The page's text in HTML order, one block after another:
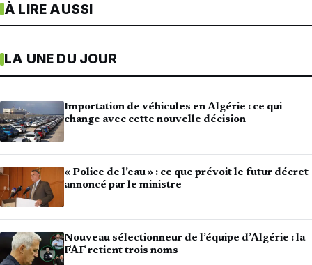
À LIRE AUSSI
LA UNE DU JOUR
Importation de véhicules en Algérie : ce qui
change avec cette nouvelle décision
« Police de l’eau » : ce que prévoit le futur décret
annoncé par le ministre
Nouveau sélectionneur de l’équipe d’Algérie : la
FAF retient trois noms